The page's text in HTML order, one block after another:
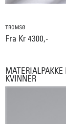
TROMSØ
Fra Kr 4300,-
KVINNER